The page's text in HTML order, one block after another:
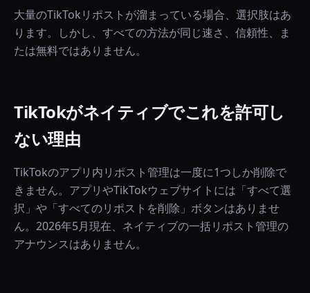
大量のTikTokリポストが溜まっている場合、選択肢はあ
ります。しかし、すべての方法が同じ速さ、信頼性、ま
たは無料ではありません。
TikTokがネイティブでこれを許可し
ない理由
TikTokのアプリ内リポスト管理は一度に1つしか削除で
きません。アプリやTikTokウェブサイトには「すべて選
択」や「すべてのリポストを削除」ボタンはありませ
ん。2026年5月現在、ネイティブの一括リポスト管理の
アナウンスはありません。